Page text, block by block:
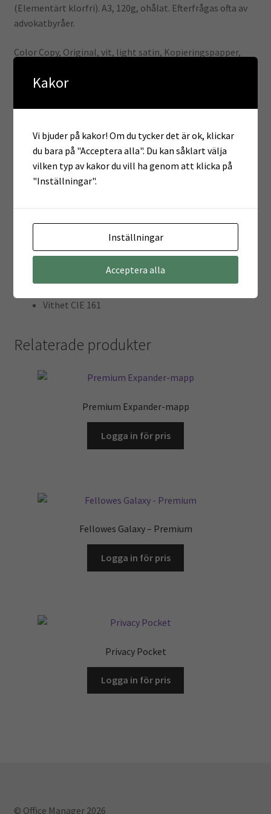
(Elementärt klorfri). A3, 120g, ohålat. Efterfrågas ofta av
advokatbyråer.
Color Copy, Original, vit, light satin, Kopieringspapper,
med 250 ark, FSC Mix Credit
Color Copy – det professionella papperet garanterar
och lysande färgåtergivning, särskilt med digital färgtryck
i laserskrivare och Inkjet. Lämplig för flera olika typer av
trycksaker som ex. broschyrer, visitkort,
marknadsmaterial.
Utmärkt för fullfärgsutskrifter och inkjet
Vithet CIE 161
Relaterade produkter
Premium Expander-mapp
Logga in för pris
Fellowes Galaxy – Premium
Logga in för pris
Privacy Pocket
Logga in för pris
© Office Manager 2026
Kakor
Vi bjuder på kakor! Om du tycker det är ok, klickar
du bara på "Acceptera alla". Du kan såklart välja
vilken typ av kakor du vill ha genom att klicka på
"Inställningar".
Inställningar
Acceptera alla